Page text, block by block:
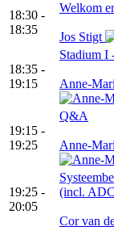
18:30 -
18:35
Welkom
Jos Stigt
18:35 -
19:15
Stadium
Anne-
19:15 -
19:25
Q&A
Anne-
19:25 -
20:05
(incl.
Cor van